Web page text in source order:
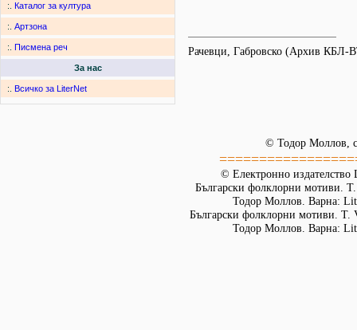
:. Каталог за култура
:. Артзона
:. Писмена реч
За нас
:. Всичко за LiterNet
Рачевци, Габровско (Архив КБЛ-
© Тодор Моллов,
© Електронно издателство
Български фолклорни мотиви.
Тодор Моллов. Варна:
Български фолклорни мотиви. Т.
Тодор Моллов. Варна: